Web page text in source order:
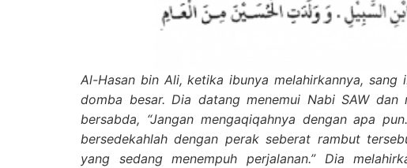
Al-Hasan bin Ali, ketika ibunya melahirkannya, sang
domba besar. Dia datang menemui Nabi SAW dan
bersabda, “Jangan mengaqiqahnya dengan apa
bersedekahlah dengan perak seberat rambut
yang sedang menempuh perjalanan.” Dia